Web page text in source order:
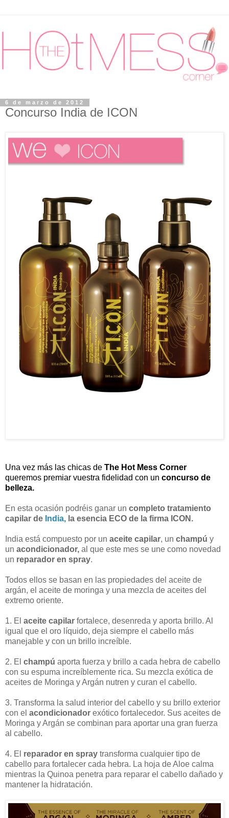
6 de marzo de 2012
Concurso India de ICON
Una vez más las chicas de The Hot Mess Corner
queremos premiar vuestra fidelidad con un concurso de
belleza.
En esta ocasión podréis ganar un completo tratamiento
capilar de India, la esencia ECO de la firma ICON.
India está compuesto por un aceite capilar, un champú y
un acondicionador, al que este mes se une como novedad
un reparador en spray.
Todos ellos se basan en las propiedades del aceite de
argán, el aceite de moringa y una mezcla de aceites del
extremo oriente.
1. El aceite capilar fortalece, desenreda y aporta brillo. Al
igual que el oro líquido, deja siempre el cabello más
manejable y con un brillo increíble.
2. El champú aporta fuerza y brillo a cada hebra de cabello
con su espuma increíblemente rica. Su mezcla exótica de
aceites de Moringa y Argán nutren y curan el cabello.
3. Transforma la salud interior del cabello y su brillo exterior
con el acondicionador exótico fortalecedor. Sus aceites de
Moringa y Argán se combinan para aportar una gran fuerza
al cabello.
4. El reparador en spray transforma cualquier tipo de
cabello para fortalecer cada hebra. La hoja de Aloe calma
mientras la Quinoa penetra para reparar el cabello dañado y
mantener la hidratación.